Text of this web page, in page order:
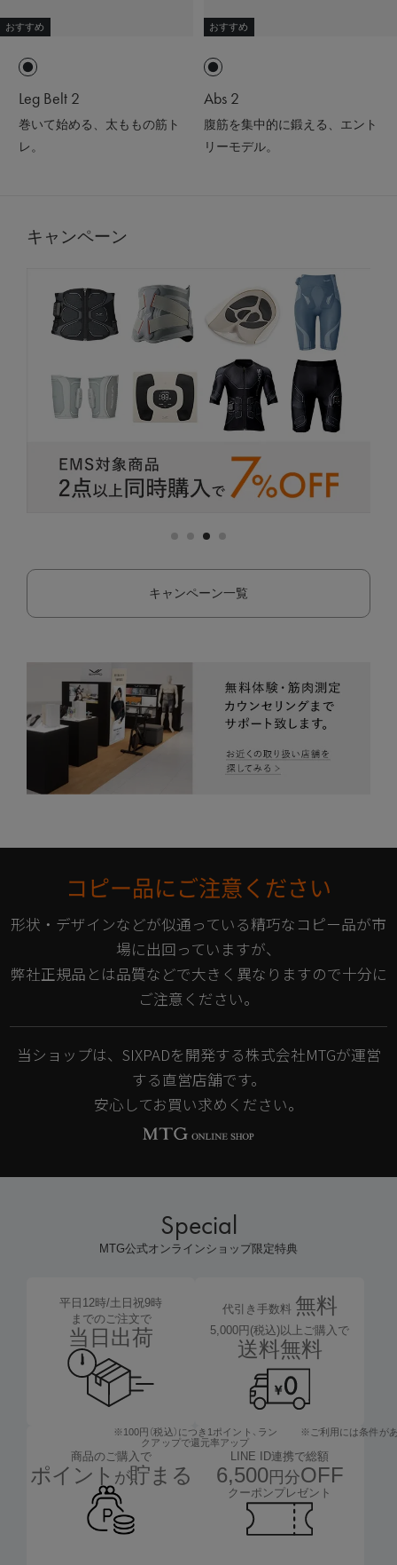
おすすめ
Leg Belt 2
巻いて始める、太ももの筋ト
レ。
おすすめ
Abs 2
腹筋を集中的に鍛える、エント
リーモデル。
キャンペーン
キャンペーン一覧
コピー品にご注意ください
形状・デザインなどが似通っている精巧なコピー品が市
場に出回っていますが、
弊社正規品とは品質などで大きく異なりますので十分に
ご注意ください。
当ショップは、SIXPADを開発する株式会社MTGが運営
する直営店舗です。
安心してお買い求めください。
Special
MTG公式オンラインショップ限定特典
平日12時/土日祝9時
までのご注文で
当日出荷
代引き手数料 無料
5,000円(税込)以上ご購入で
送料無料
商品のご購入で
ポイント が貯まる
※100円（税込）につき1ポイント、 ラン
クアップで還元率アップ
LINE ID連携で総額
6,500円分OFF
クーポンプレゼント
※ご利用には条件が